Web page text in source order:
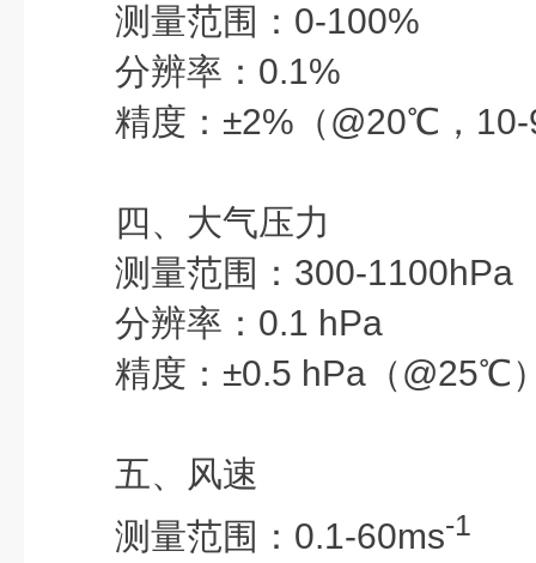
测量范围： 0-100%
分辨率： 0.1%
精度： ±2%（@20℃，
四、大气压力
测量范围： 300-1100hPa
分辨率： 0.1 hPa
精度： ±0.5 hPa（@25℃
五、风速
测量范围： 0.1-60ms-1